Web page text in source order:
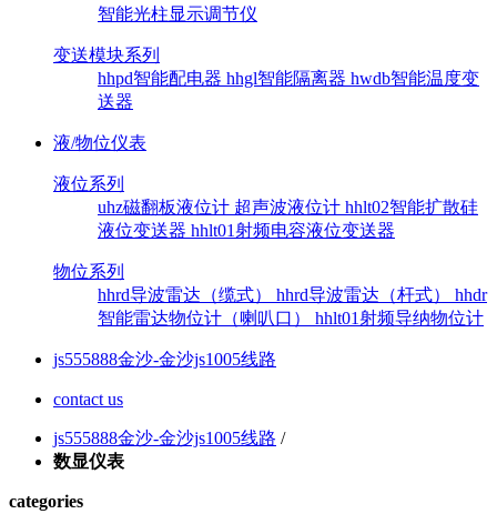
智能光柱显示调节仪
变送模块系列
hhpd智能配电器 hhgl智能隔离器 hwdb智能温度变
送器
液/物位仪表
液位系列
uhz磁翻板液位计 超声波液位计 hhlt02智能扩散硅
液位变送器 hhlt01射频电容液位变送器
物位系列
hhrd导波雷达（缆式） hhrd导波雷达（杆式） hhdr
智能雷达物位计（喇叭口） hhlt01射频导纳物位计
js555888金沙-金沙js1005线路
contact us
js555888金沙-金沙js1005线路 /
数显仪表
categories